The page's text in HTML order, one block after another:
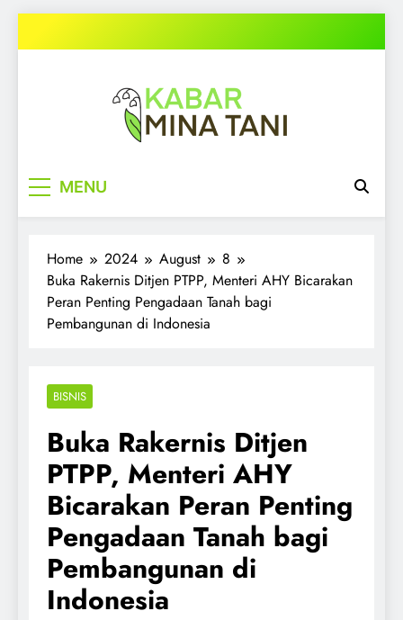
to
MENU
Home 2024 August
8
Buka Rakernis Ditjen PTPP, Menteri AHY Bicarakan
Peran Penting Pengadaan Tanah bagi
Pembangunan di Indonesia
BISNIS
Buka Rakernis Ditjen
PTPP, Menteri AHY
Bicarakan Peran Penting
Pengadaan Tanah bagi
Pembangunan di
Indonesia